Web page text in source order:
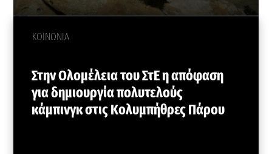
ΚΟΙΝΩΝΙΑ
Στην Ολομέλεια του ΣτΕ η απόφαση
για δημιουργία πολυτελούς
κάμπινγκ στις Κολυμπήθρες Πάρου